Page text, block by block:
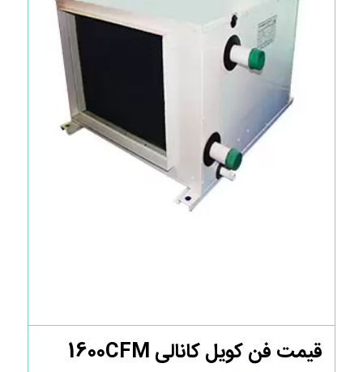
قیمت فن کویل کانالی 1600CFM